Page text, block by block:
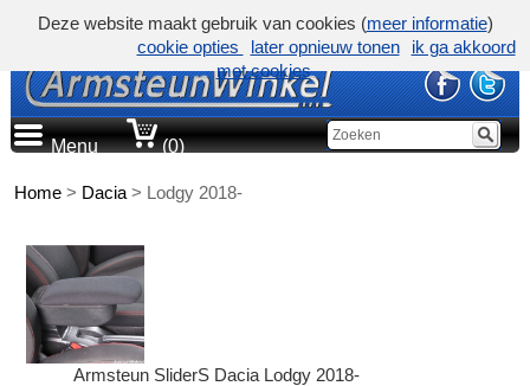
Menu (0)
Home > Dacia > Lodgy 2018-
Armsteun SliderS Dacia Lodgy 2018-
Deze website maakt gebruik van cookies (meer informatie)
cookie opties
later opnieuw tonen
ik ga akkoord
met cookies